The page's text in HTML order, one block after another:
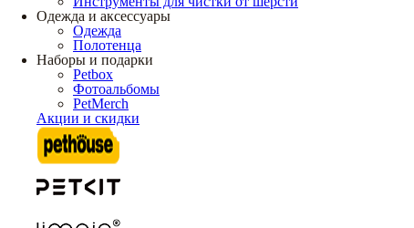
Одежда и аксессуары
Одежда
Полотенца
Наборы и подарки
Petbox
Фотоальбомы
PetMerch
Акции и скидки